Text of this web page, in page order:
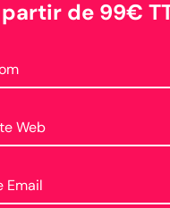
de 99€